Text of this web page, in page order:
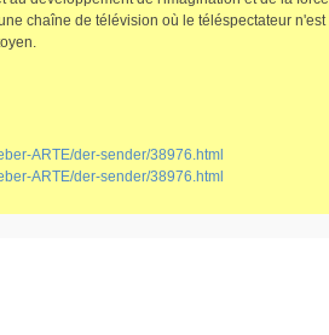
chaîne de télévision où le téléspectateur n'est
ARTE/der-sender/38976.html
ARTE/der-sender/38976.html